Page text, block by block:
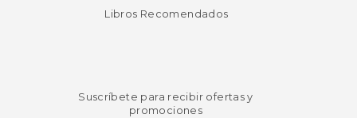
Libros Recomendados
Suscríbete para recibir ofertas y
promociones